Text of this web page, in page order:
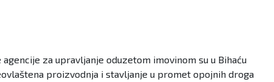
za upravljanje oduzetom imovinom su u Bihaću
proizvodnja i stavljanje u promet opojnih droga